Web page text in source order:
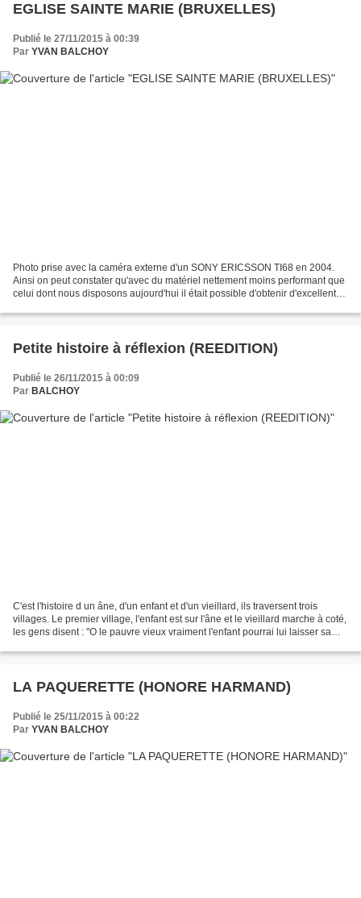
EGLISE SAINTE MARIE (BRUXELLES)
Publié le 27/11/2015 à 00:39
Par YVAN BALCHOY
Photo prise avec la caméra externe d'un SONY ERICSSON TI68 en 2004.
Ainsi on peut constater qu'avec du matériel nettement moins performant que
celui dont nous disposons aujourd'hui il était possible d'obtenir d'excellentes
Petite histoire à réflexion (REEDITION)
Publié le 26/11/2015 à 00:09
Par BALCHOY
C'est l'histoire d un âne, d'un enfant et d'un vieillard, ils traversent trois
villages. Le premier village, l'enfant est sur l'âne et le vieillard marche à coté,
les gens disent : "O le pauvre vieux vraiment l'enfant pourrai lui laisser sa
LA PAQUERETTE (HONORE HARMAND)
Publié le 25/11/2015 à 00:22
Par YVAN BALCHOY